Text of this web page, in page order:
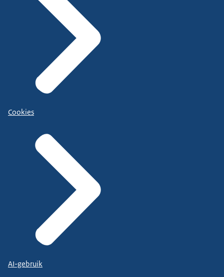
Cookies
AI-gebruik